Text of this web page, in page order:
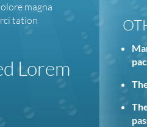
magna
tation
Lorem